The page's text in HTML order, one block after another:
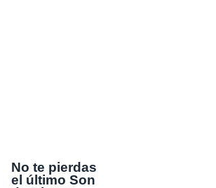
No te pierdas
el último Son